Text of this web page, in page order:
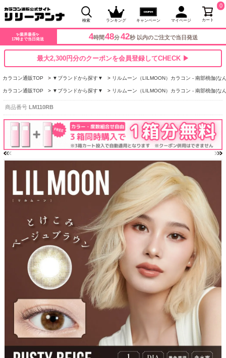
検索 ランキング キャンペーン マイページ カート
0
✨業界最長✨
17時まで当日発送
4時間 48分41秒 以内のご注文で当日発送
最大2,300円分のクーポンを会員登録してCHECK ▶
カラコン通販TOP ▼ブランドから探す▼ リルムーン（LILMOON）カラコン - 南部桃伽(な
カラコン通販TOP ▼ブランドから探す▼ リルムーン（LILMOON）カラコン - 南部桃伽(な
商品番号 LM110RB